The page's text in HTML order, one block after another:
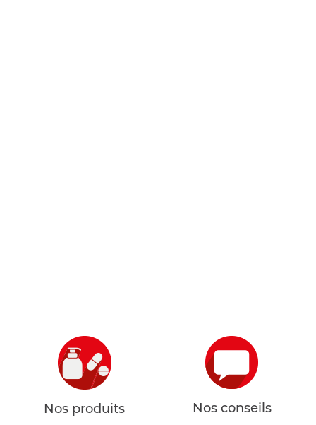
Nos produits Nos conseils